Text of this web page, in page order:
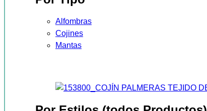
Alfombras
Cojines
Mantas